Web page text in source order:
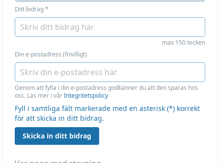
Ditt bidrag*
max 150 tecken
Din e-postadress (frivilligt)
Genom att fylla i din e-postadress godkänner du att den sparas hos
oss. Läs mer i vårIntegritetspolicy
Fyll i samtliga fält markerade med en asterisk (*) korrekt
för att skicka in ditt bidrag.
Skicka in ditt bidrag